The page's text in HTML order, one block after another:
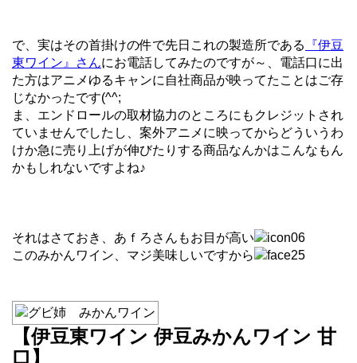
で、実はその首掛けの件で先日これの製造所である
『伊豆
東ワイン』さんにお電話してみたのですが～、電話口に出
た方はアニメゆるキャンに自社商品が映ってたことはご存
じなかったです(^^;
ま、エンドロールの取材協力のところにもクレジットされ
ていませんでしたし、案外アニメに映ってからどういうわ
けか急に売り上げが伸びたりする商品なんかはこんなもん
かもしれないですよね♪
それはさておき、あｆろさんもお目が高い
このみかんワイン、マジ美味しいですから
【伊豆東ワイン 伊豆みかんワイン 甘
口】